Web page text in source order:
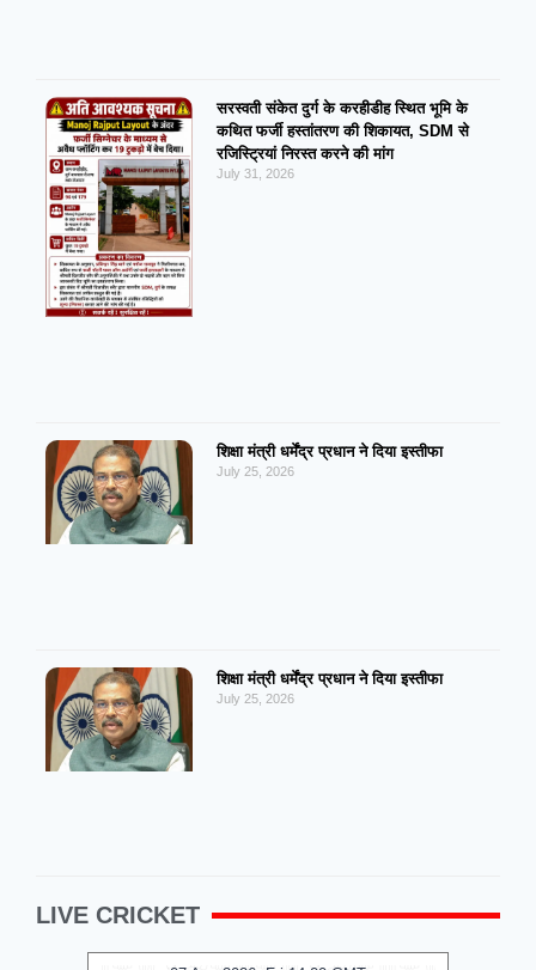
सरस्वती संकेत दुर्ग के करहीडीह स्थित भूमि के
कथित फर्जी हस्तांतरण की शिकायत, SDM से
रजिस्ट्रियां निरस्त करने की मांग
July 31, 2026
शिक्षा मंत्री धर्मेंद्र प्रधान ने दिया इस्तीफा
July 25, 2026
शिक्षा मंत्री धर्मेंद्र प्रधान ने दिया इस्तीफा
July 25, 2026
LIVE CRICKET